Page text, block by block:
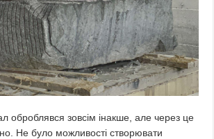
оброблявся зовсім інакше, але через це
Не було можливості створювати